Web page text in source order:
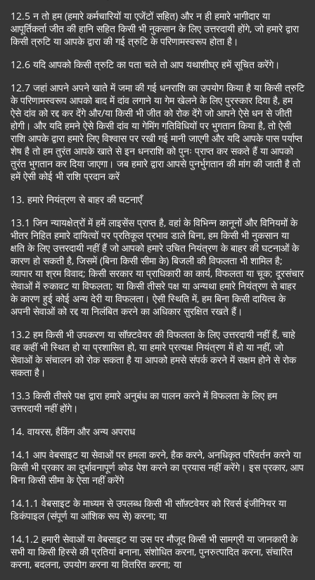
12.5 न तो हम (हमारे कर्मचारियों या एजेंटों सहित) और न ही हमारे भागीदार या
आपूर्तिकर्ता जीत की हानि सहित किसी भी नुकसान के लिए उत्तरदायी होंगे, जो हमारे द्वारा
किसी त्रुटि या आपके द्वारा की गई त्रुटि के परिणामस्वरूप होता है।
12.6 यदि आपको किसी त्रुटि का पता चले तो आप यथाशीघ्र हमें सूचित करेंगे।
12.7 जहां आपने अपने खाते में जमा की गई धनराशि का उपयोग किया है या किसी त्रुटि
के परिणामस्वरूप आपको बाद में दांव लगाने या गेम खेलने के लिए पुरस्कार दिया है, हम
ऐसे दांव को रद्द कर देंगे और/या किसी भी जीत को रोक देंगे जो आपने ऐसे धन से जीती
होगी। और यदि हमने ऐसे किसी दांव या गेमिंग गतिविधियों पर भुगतान किया है, तो ऐसी
राशि आपके द्वारा हमारे लिए विश्वास पर रखी गई मानी जाएगी और यदि आपके पास पर्याप्त
शेष है तो हम तुरंत आपके खाते से इन धनराशि को पुनः प्राप्त कर सकते हैं या आपको
तुरंत भुगतान कर दिया जाएगा। जब हमारे द्वारा आपसे पुनर्भुगतान की मांग की जाती है तो
हमें ऐसी कोई भी राशि प्रदान करें
13. हमारे नियंत्रण से बाहर की घटनाएँ
13.1 जिन न्यायक्षेत्रों में हमें लाइसेंस प्राप्त है, वहां के विभिन्न कानूनों और विनियमों के
भीतर निहित हमारे दायित्वों पर प्रतिकूल प्रभाव डाले बिना, हम किसी भी नुकसान या
क्षति के लिए उत्तरदायी नहीं हैं जो आपको हमारे उचित नियंत्रण के बाहर की घटनाओं के
कारण हो सकती है, जिसमें (बिना किसी सीमा के) बिजली की विफलता भी शामिल है;
व्यापार या श्रम विवाद; किसी सरकार या प्राधिकारी का कार्य, विफलता या चूक; दूरसंचार
सेवाओं में रुकावट या विफलता; या किसी तीसरे पक्ष या अन्यथा हमारे नियंत्रण से बाहर
के कारण हुई कोई अन्य देरी या विफलता। ऐसी स्थिति में, हम बिना किसी दायित्व के
अपनी सेवाओं को रद्द या निलंबित करने का अधिकार सुरक्षित रखते हैं।
13.2 हम किसी भी उपकरण या सॉफ़्टवेयर की विफलता के लिए उत्तरदायी नहीं हैं, चाहे
वह कहीं भी स्थित हो या प्रशासित हो, या हमारे प्रत्यक्ष नियंत्रण में हो या नहीं, जो
सेवाओं के संचालन को रोक सकता है या आपको हमसे संपर्क करने में सक्षम होने से रोक
सकता है।
13.3 किसी तीसरे पक्ष द्वारा हमारे अनुबंध का पालन करने में विफलता के लिए हम
उत्तरदायी नहीं होंगे।
14. वायरस, हैकिंग और अन्य अपराध
14.1 आप वेबसाइट या सेवाओं पर हमला करने, हैक करने, अनधिकृत परिवर्तन करने या
किसी भी प्रकार का दुर्भावनापूर्ण कोड पेश करने का प्रयास नहीं करेंगे। इस प्रकार, आप
बिना किसी सीमा के ऐसा नहीं करेंगे
14.1.1 वेबसाइट के माध्यम से उपलब्ध किसी भी सॉफ़्टवेयर को रिवर्स इंजीनियर या
डिकंपाइल (संपूर्ण या आंशिक रूप से) करना; या
14.1.2 हमारी सेवाओं या वेबसाइट या उस पर मौजूद किसी भी सामग्री या जानकारी के
सभी या किसी हिस्से की प्रतियां बनाना, संशोधित करना, पुनरुत्पादित करना, संचारित
करना, बदलना, उपयोग करना या वितरित करना; या